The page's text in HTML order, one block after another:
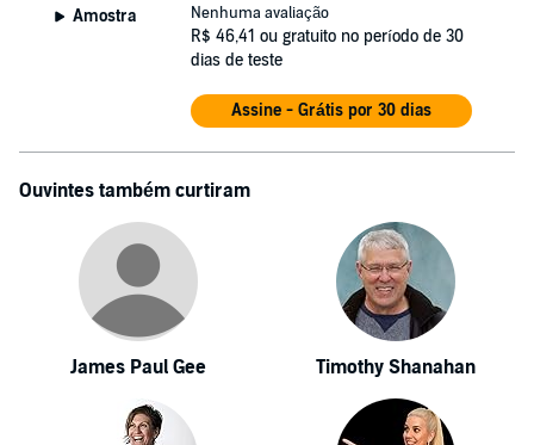
Amostra
Nenhuma avaliação
R$ 46,41 ou gratuito no período de 30
dias de teste
Assine - Grátis por 30 dias
Ouvintes também curtiram
James Paul Gee Timothy Shanahan